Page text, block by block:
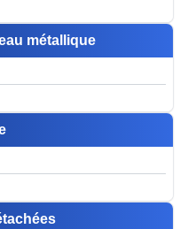
métallique